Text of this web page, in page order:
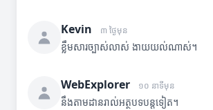
Kevin ៣ ថ្ងៃមុន
ខ្លឹមសារច្បាស់លាស់ ងាយយល់ណាស់។
WebExplorer ១០ នាទីមុន
នឹងតាមដានរាល់អត្ថបទបន្តទៀត។